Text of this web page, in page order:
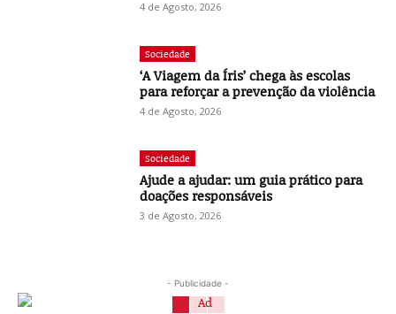
4 de Agosto, 2026
Sociedade
‘A Viagem da Íris’ chega às escolas
para reforçar a prevenção da violência
4 de Agosto, 2026
Sociedade
Ajude a ajudar: um guia prático para
doações responsáveis
3 de Agosto, 2026
- Publicidade -